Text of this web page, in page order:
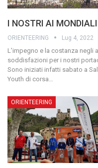
I NOSTRI AI
ORIENTEERING Lug 4, 2022
L’impegno e la costanza negli
soddisfazioni per i nostri
Sono iniziati infatti sabato a
Youth di corsa…
ORIENTEERING